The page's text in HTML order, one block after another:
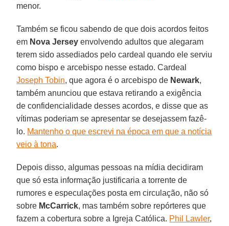
menor.
Também se ficou sabendo de que dois acordos feitos
em Nova Jersey envolvendo adultos que alegaram
terem sido assediados pelo cardeal quando ele serviu
como bispo e arcebispo nesse estado. Cardeal
Joseph Tobin, que agora é o arcebispo de Newark,
também anunciou que estava retirando a exigência
de confidencialidade desses acordos, e disse que as
vítimas poderiam se apresentar se desejassem fazê-
lo. Mantenho o que escrevi na época em que a notícia
veio à tona.
Depois disso, algumas pessoas na mídia decidiram
que só esta informação justificaria a torrente de
rumores e especulações posta em circulação, não só
sobre McCarrick, mas também sobre repórteres que
fazem a cobertura sobre a Igreja Católica. Phil Lawler,